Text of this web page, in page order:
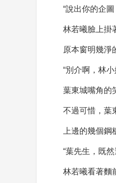
“說出你的企
林若曦臉上掛
原本窗明幾淨
“別介啊，林
葉東城嘴角的
不過可惜，葉
上邊的幾個
“葉先生，既
林若曦看著麵